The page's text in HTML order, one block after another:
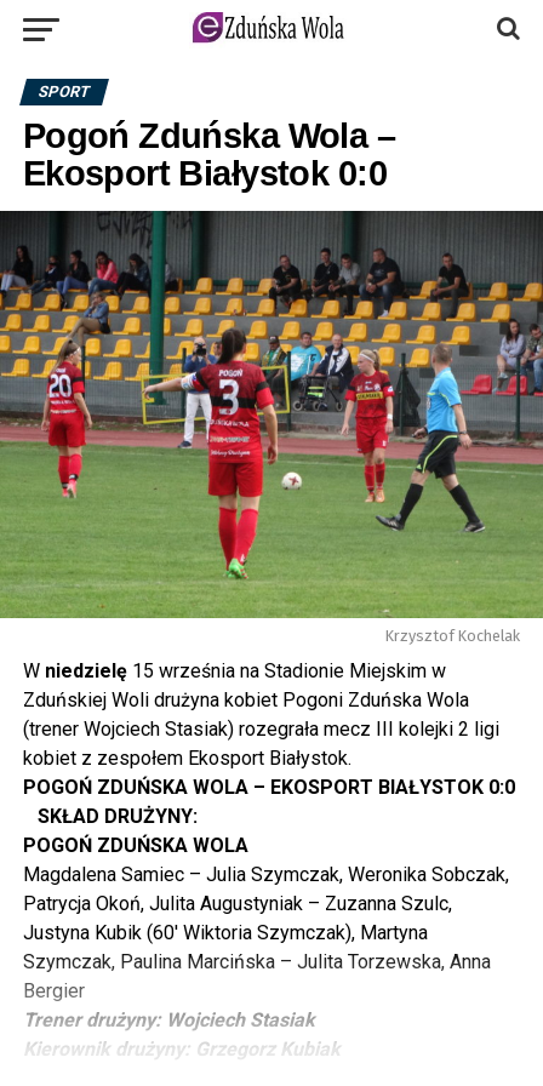
SPORT
Pogoń Zduńska Wola –
Ekosport Białystok 0:0
Krzysztof Kochelak
Wniedzielę15 września na Stadionie Miejskim w
Zduńskiej Woli drużyna kobiet Pogoni Zduńska Wola
(trener Wojciech Stasiak) rozegrała mecz III kolejki 2 ligi
kobiet z zespołem Ekosport Białystok.
POGOŃ ZDUŃSKA WOLA – EKOSPORT BIAŁYSTOK 0:0
SKŁAD DRUŻYNY:
POGOŃ ZDUŃSKA WOLA
Magdalena Samiec – Julia Szymczak, Weronika Sobczak,
Patrycja Okoń, Julita Augustyniak – Zuzanna Szulc,
Justyna Kubik (60′ Wiktoria Szymczak), Martyna
Szymczak, Paulina Marcińska – Julita Torzewska, Anna
Bergier
Trener drużyny: Wojciech Stasiak
Kierownik drużyny: Grzegorz Kubiak